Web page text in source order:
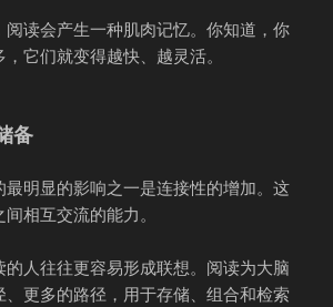
阅读会产生一种肌肉记忆。你知道，你
它们就变得越快、越灵活。
备
最明显的影响之一是连接性的增加。这
相互交流的能力。
人往往更容易形成联想。阅读为大脑
更多的路径，用于存储、组合和检索